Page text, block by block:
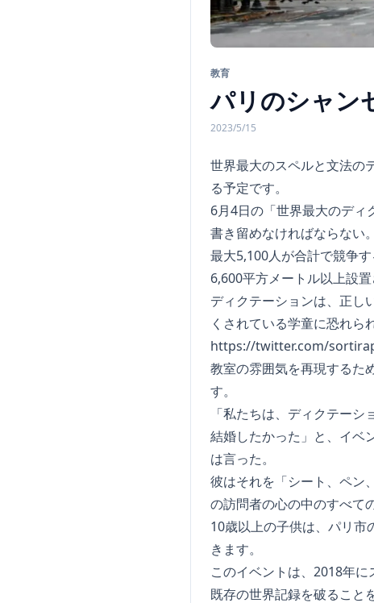
教育
パリのシャン
2023/5/15
世界最大のスペルと文法の
る予定です。
6月4日の「世界最大のディ
書き留めなければならない。
最大5,100人が合計で競争
6,600平方メートル以上設
ディクテーションは、正し
くされている学童に恐れら
https://twitter.com/
教室の雰囲気を再現するた
す。
「私たちは、ディクテー
結婚したかった」と、イベ
は言った。
彼はそれを「シート、ペン
の訪問者の心の中のすべて
10歳以上の子供は、パリ市
きます。
このイベントは、2018年
既存の世界記録を破ること